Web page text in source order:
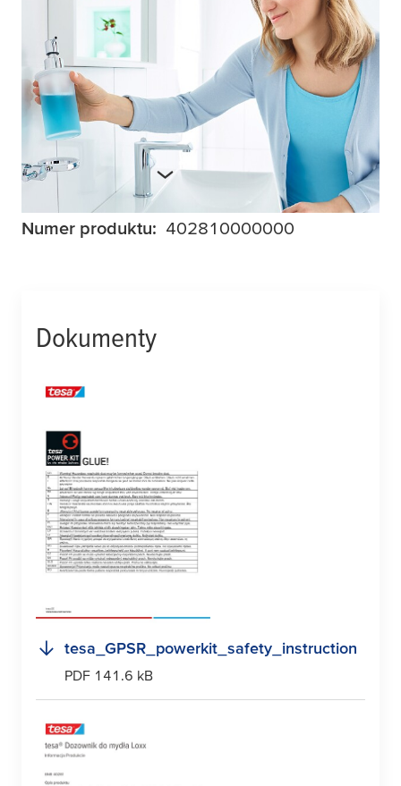
to doskonały sposób na przechowywanie
mydła w płynie bez konieczności stawiania
go na umywalce w oryginalnym opakowaniu.
Jego okrągły kształt jest atrakcyjny,
asymetryczny i stanowi piękny dodatek do
łazienki.
Więcej informacji
Numer produktu: 402810000000
Dokumenty
tesa _GPSR_powerkit_safety_instruction
PDF 141.6 kB